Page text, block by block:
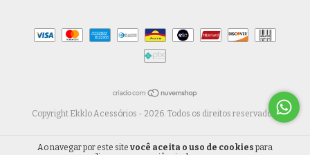
Ao navegar por este site você aceita o uso de cookies para
Copyright Ekklo Acessórios - 2026. Todos os direitos reservados.